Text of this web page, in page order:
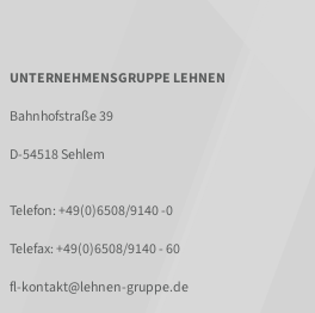
UNTERNEHMENSGRUPPE LEHNEN
Bahnhofstraße 39
D-54518 Sehlem
Telefon:+49(0)6508/9140 -0
Telefax: +49(0)6508/9140 - 60
fl-kontakt@lehnen-gruppe.de